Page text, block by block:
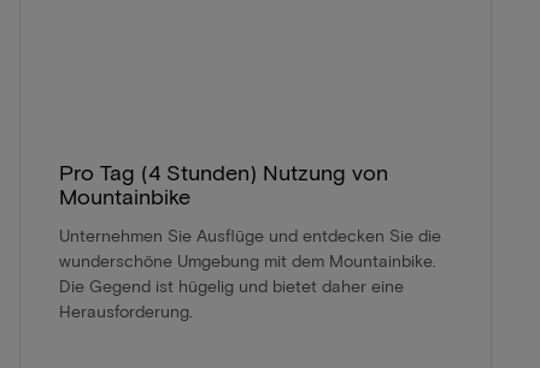
Pro Tag (4 Stunden) Nutzung von
Mountainbike
Unternehmen Sie Ausflüge und entdecken Sie die
wunderschöne Umgebung mit dem Mountainbike.
Die Gegend ist hügelig und bietet daher eine
Herausforderung.